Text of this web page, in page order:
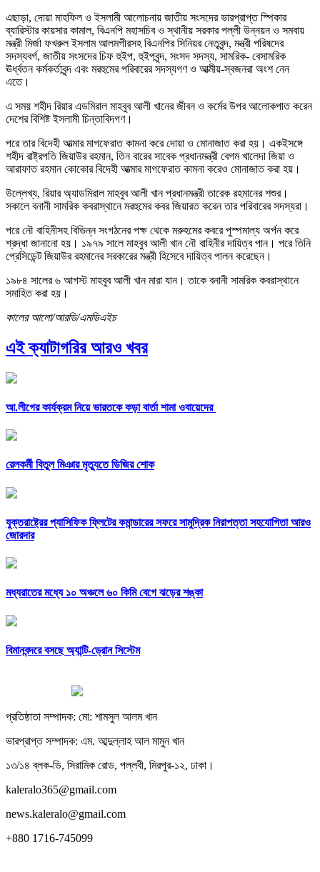
এছাড়া, দোয়া মাহফিল ও ইসলামী আলোচনায় জাতীয় সংসদের ভারপ্রাপ্ত স্পিকার
ব্যারিস্টার কায়সার কামাল, বিএনপি মহাসচিব ও স্থানীয় সরকার পল্লী উন্নয়ন ও সমবায়
মন্ত্রী মির্জা ফখরুল ইসলাম আলমগীরসহ বিএনপির সিনিয়র নেতৃবৃন্দ, মন্ত্রী পরিষদের
সদস্যবর্গ, জাতীয় সংসদের চিফ হুইপ, হুইপবৃন্দ, সংসদ সদস্য, সামরিক- বেসামরিক
ঊর্ধ্বতন কর্মকর্তাবৃন্দ এবং মরহুমের পরিবারের সদস্যগণ ও আত্মীয়-স্বজনরা অংশ নেন
এতে।
এ সময় শহীদ রিয়ার এডমিরাল মাহবুব আলী খানের জীবন ও কর্মের উপর আলোকপাত করেন
দেশের বিশিষ্ট ইসলামী চিন্তাবিদগণ।
পরে তার বিদেহী আত্মার মাগফেরাত কামনা করে দোয়া ও মোনাজাত করা হয়। একইসঙ্গে
শহীদ রাষ্ট্রপতি জিয়াউর রহমান, তিন বারের সাবেক প্রধানমন্ত্রী বেগম খালেদা জিয়া ও
আরাফাত রহমান কোকোর বিদেহী আত্মার মাগফেরাত কামনা করেও মোনাজাত করা হয়।
উল্লেখ্য, রিয়ার অ্যাডমিরাল মাহবুব আলী খান প্রধানমন্ত্রী তারেক রহমানের শশুর।
সকালে বনানী সামরিক কবরাস্থানে মরহুমের কবর জিয়ারত করেন তার পরিবারের সদস্যরা।
পরে নৌ বাহিনীসহ বিভিন্ন সংগঠনের পক্ষ থেকে মরুহমের কবরে পুস্পমাল্য অর্পন করে
শ্রদ্ধা জানানো হয়। ১৯৭৯ সালে মাহবুব আলী খান নৌ বাহিনীর দায়িত্ব পান। পরে তিনি
প্রেসিডেন্ট জিয়াউর রহমানের সরকারের মন্ত্রী হিসেবে দায়িত্ব পালন করেছেন।
১৯৮৪ সালের ৬ আগস্ট মাহবুব আলী খান মারা যান। তাকে বনানী সামরিক কবরাস্থানে
সমাহিত করা হয়।
কালের আলো/আরডি/এমডিএইচ
এই ক্যাটাগরির আরও খবর
আ.লীগের কার্যক্রম নিয়ে ভারতকে কড়া বার্তা শামা ওবায়েদের
রেলকর্মী বিতুল মিঞার মৃত্যুতে ডিজির শোক
যুক্তরাষ্ট্রের প্যাসিফিক ফ্লিটের কমান্ডারের সফরে সামুদ্রিক নিরাপত্তা সহযোগিতা আরও
জোরদার
মধ্যরাতের মধ্যে ১০ অঞ্চলে ৬০ কিমি বেগে ঝড়ের শঙ্কা
বিমানবন্দরে বসছে অ্যান্টি-ড্রোন সিস্টেম
প্রতিষ্ঠাতা সম্পাদক: মো: শামসুল আলম খান
ভারপ্রাপ্ত সম্পাদক: এম. আব্দুল্লাহ আল মামুন খান
১৩/১৪ ব্লক-ডি, সিরামিক রোড, পল্লবী, মিরপুর-১২, ঢাকা।
kaleralo365@gmail.com
news.kaleralo@gmail.com
+880 1716-745099